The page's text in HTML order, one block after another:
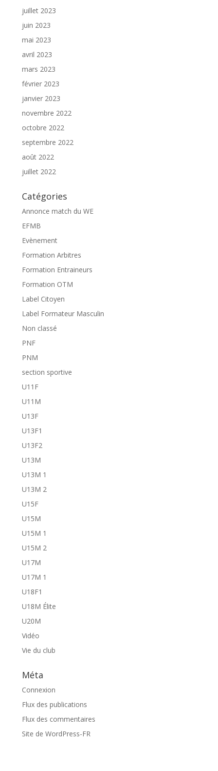
juillet 2023
juin 2023
mai 2023
avril 2023
mars 2023
février 2023
janvier 2023
novembre 2022
octobre 2022
septembre 2022
août 2022
juillet 2022
Catégories
Annonce match du WE
EFMB
Evènement
Formation Arbitres
Formation Entraineurs
Formation OTM
Label Citoyen
Label Formateur Masculin
Non classé
PNF
PNM
section sportive
U11F
U11M
U13F
U13F1
U13F2
U13M
U13M 1
U13M 2
U15F
U15M
U15M 1
U15M 2
U17M
U17M 1
U18F1
U18M Élite
U20M
Vidéo
Vie du club
Méta
Connexion
Flux des publications
Flux des commentaires
Site de WordPress-FR